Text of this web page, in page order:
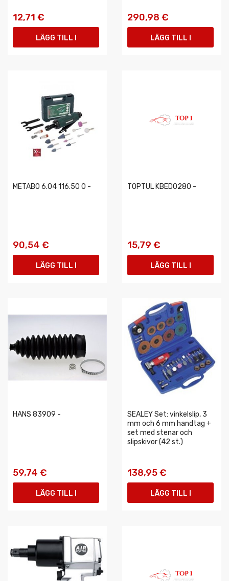
12,71 €
LÄGG TILL I
290,98 €
LÄGG TILL I
METABO 6.04 116.50 0 -
90,54 €
LÄGG TILL I
TOPTUL KBED0280 -
15,79 €
LÄGG TILL I
HANS 83909 -
59,74 €
LÄGG TILL I
SEALEY Set: vinkelslip, 3
mm och 6 mm handtag +
set med stenar och
slipskivor (42 st.)
138,95 €
LÄGG TILL I